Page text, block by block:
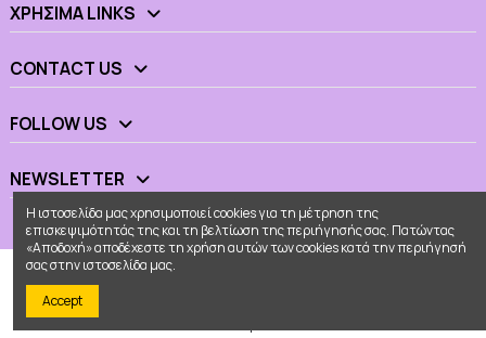
ΧΡΉΣΙΜΑ LINKS
CONTACT US
FOLLOW US
NEWSLETTER
Η ιστοσελίδα μας χρησιμοποιεί cookies για τη μέτρηση της
επισκεψιμότητάς της και τη βελτίωση της περιήγησής σας. Πατώντας
«Αποδοχή» αποδέχεστε τη χρήση αυτών των cookies κατά την περιήγησή
σας στην ιστοσελίδα μας.
Accept